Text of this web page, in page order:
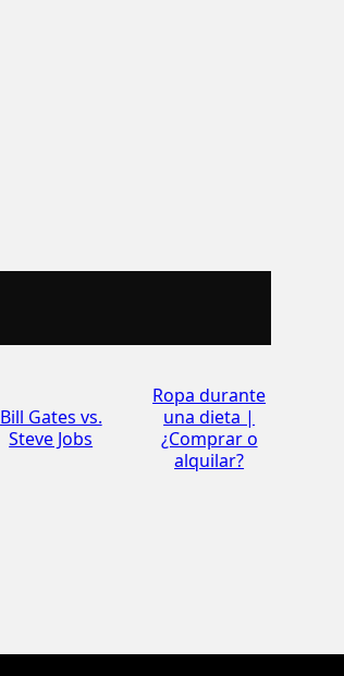
Bill Gates vs.
Steve Jobs
Ropa durante
una dieta |
¿Comprar o
alquilar?